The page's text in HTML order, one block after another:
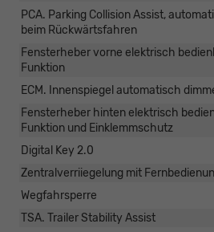
PCA. Parking Collision Assist,
beim Rückwärtsfahren
Fensterheber vorne elektrisch
Funktion
ECM. Innenspiegel automatisch
Fensterheber hinten elektrisch
Funktion und Einklemmschutz
Digital Key 2.0
Zentralverriiegelung mit
Wegfahrsperre
TSA. Trailer Stability Assist